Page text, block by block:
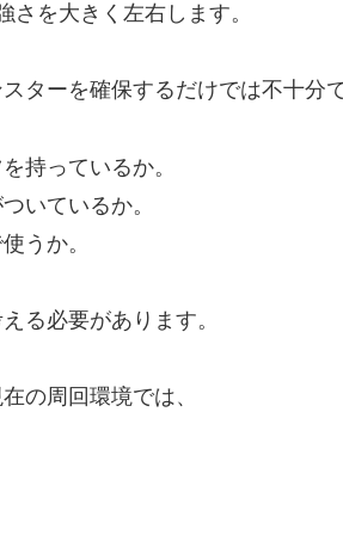
さを大きく左右します。
ターを確保するだけでは不十分
持っているか。
いているか。
うか。
る必要があります。
の周回環境では、